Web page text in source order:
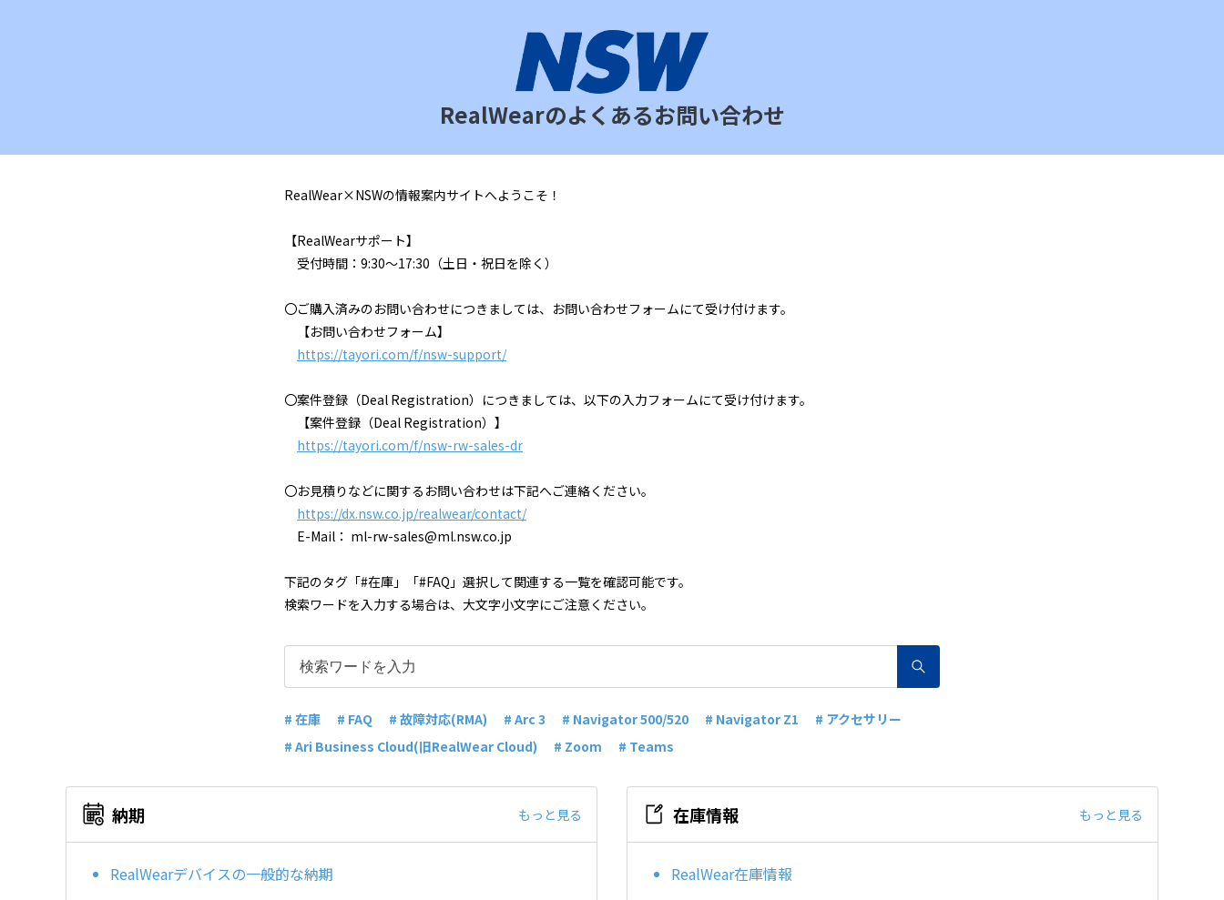
RealWearのよくあるお問い合わせ
RealWear×NSWの情報案内サイトへようこそ！
【RealWearサポート】
受付時間：9:30～17:30（土日・祝日を除く）
〇ご購入済みのお問い合わせにつきましては、お問い合わせフォームにて受け付けます。
【お問い合わせフォーム】
https://tayori.com/f/nsw-support/
〇案件登録（Deal Registration）につきましては、以下の入力フォームにて受け付けます。
【案件登録（Deal Registration）】
https://tayori.com/f/nsw-rw-sales-dr
〇お見積りなどに関するお問い合わせは下記へご連絡ください。
https://dx.nsw.co.jp/realwear/contact/
E-Mail： ml-rw-sales@ml.nsw.co.jp
下記のタグ「#在庫」「#FAQ」選択して関連する一覧を確認可能です。
検索ワードを入力する場合は、大文字小文字にご注意ください。
# 在庫 # FAQ # 故障対応(RMA) # Arc 3 # Navigator 500/520 # Navigator Z1
# アクセサリー
# Ari Business Cloud(旧RealWear Cloud)
# Zoom # Teams
納期 もっと見る
RealWearデバイスの一般的な納期
在庫情報 もっと見る
RealWear在庫情報